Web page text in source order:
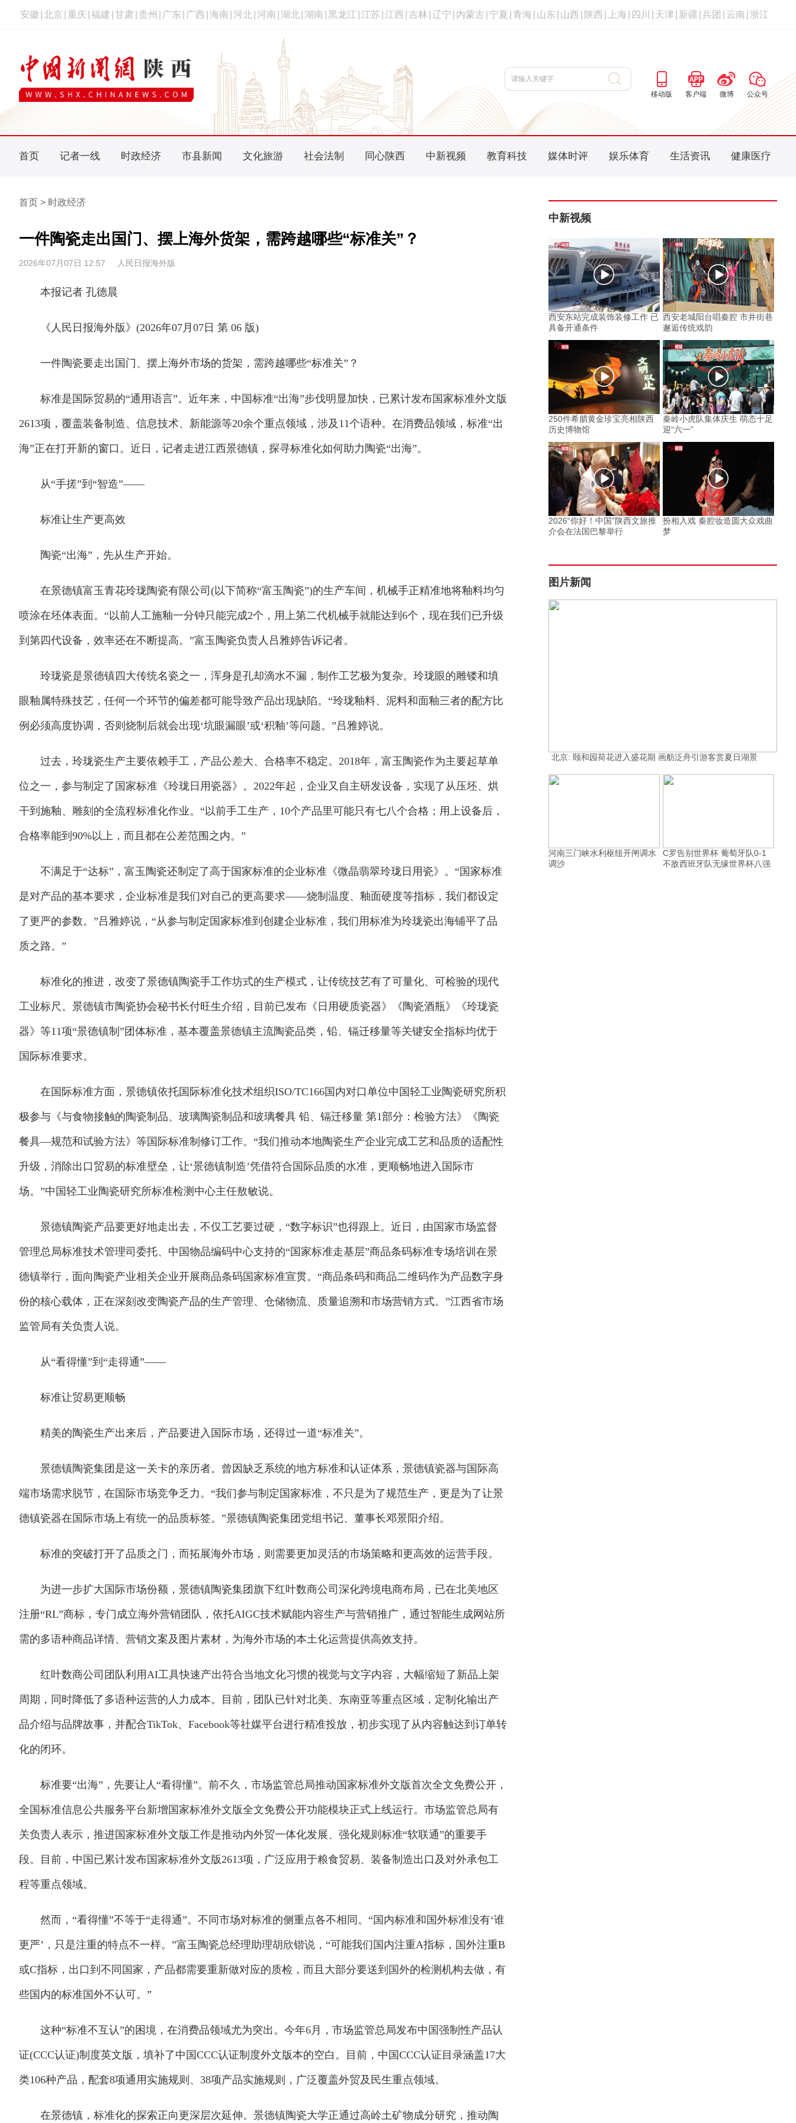
安徽 北京 重庆 福建 甘肃 贵州 广东 广西 海南 河北 河南 湖北 湖南 黑龙江 江苏 江西 吉林 辽宁 内蒙古 宁夏 青海 山东 山西 陕西 上海 四川 天津 新疆 兵团 云南 浙江
移动版 客户端 微博 公众号
首页 记者一线 时政经济 市县新闻 文化旅游 社会法制 同心陕西 中新视频 教育科技 媒体时评 娱乐体育 生活资讯 健康医疗
首页 > 时政经济
一件陶瓷走出国门、摆上海外货架，需跨越哪些“标准关”？
2026年07月07日 12:57 人民日报海外版
本报记者 孔德晨
《人民日报海外版》(2026年07月07日 第 06 版)
一件陶瓷要走出国门、摆上海外市场的货架，需跨越哪些“标准关”？
标准是国际贸易的“通用语言”。近年来，中国标准“出海”步伐明显加快，已累计发布国家标准外文版
2613项，覆盖装备制造、信息技术、新能源等20余个重点领域，涉及11个语种。在消费品领域，标准“出
海”正在打开新的窗口。近日，记者走进江西景德镇，探寻标准化如何助力陶瓷“出海”。
从“手搓”到“智造”——
标准让生产更高效
陶瓷“出海”，先从生产开始。
在景德镇富玉青花玲珑陶瓷有限公司(以下简称“富玉陶瓷”)的生产车间，机械手正精准地将釉料均匀
喷涂在坯体表面。“以前人工施釉一分钟只能完成2个，用上第二代机械手就能达到6个，现在我们已升级
到第四代设备，效率还在不断提高。”富玉陶瓷负责人吕雅婷告诉记者。
玲珑瓷是景德镇四大传统名瓷之一，浑身是孔却滴水不漏，制作工艺极为复杂。玲珑眼的雕镂和填
眼釉属特殊技艺，任何一个环节的偏差都可能导致产品出现缺陷。“玲珑釉料、泥料和面釉三者的配方比
例必须高度协调，否则烧制后就会出现‘坑眼漏眼’或‘积釉’等问题。”吕雅婷说。
过去，玲珑瓷生产主要依赖手工，产品公差大、合格率不稳定。2018年，富玉陶瓷作为主要起草单
位之一，参与制定了国家标准《玲珑日用瓷器》。2022年起，企业又自主研发设备，实现了从压坯、烘
干到施釉、雕刻的全流程标准化作业。“以前手工生产，10个产品里可能只有七八个合格；用上设备后，
合格率能到90%以上，而且都在公差范围之内。”
不满足于“达标”，富玉陶瓷还制定了高于国家标准的企业标准《微晶翡翠玲珑日用瓷》。“国家标准
是对产品的基本要求，企业标准是我们对自己的更高要求——烧制温度、釉面硬度等指标，我们都设定
了更严的参数。”吕雅婷说，“从参与制定国家标准到创建企业标准，我们用标准为玲珑瓷出海铺平了品
质之路。”
标准化的推进，改变了景德镇陶瓷手工作坊式的生产模式，让传统技艺有了可量化、可检验的现代
工业标尺。景德镇市陶瓷协会秘书长付旺生介绍，目前已发布《日用硬质瓷器》《陶瓷酒瓶》《玲珑瓷
器》等11项“景德镇制”团体标准，基本覆盖景德镇主流陶瓷品类，铅、镉迁移量等关键安全指标均优于
国际标准要求。
在国际标准方面，景德镇依托国际标准化技术组织ISO/TC166国内对口单位中国轻工业陶瓷研究所积
极参与《与食物接触的陶瓷制品、玻璃陶瓷制品和玻璃餐具 铅、镉迁移量 第1部分：检验方法》《陶瓷
餐具—规范和试验方法》等国际标准制修订工作。“我们推动本地陶瓷生产企业完成工艺和品质的适配性
升级，消除出口贸易的标准壁垒，让‘景德镇制造’凭借符合国际品质的水准，更顺畅地进入国际市
场。”中国轻工业陶瓷研究所标准检测中心主任敖敏说。
景德镇陶瓷产品要更好地走出去，不仅工艺要过硬，“数字标识”也得跟上。近日，由国家市场监督
管理总局标准技术管理司委托、中国物品编码中心支持的“国家标准走基层”商品条码标准专场培训在景
德镇举行，面向陶瓷产业相关企业开展商品条码国家标准宣贯。“商品条码和商品二维码作为产品数字身
份的核心载体，正在深刻改变陶瓷产品的生产管理、仓储物流、质量追溯和市场营销方式。”江西省市场
监管局有关负责人说。
从“看得懂”到“走得通”——
标准让贸易更顺畅
精美的陶瓷生产出来后，产品要进入国际市场，还得过一道“标准关”。
景德镇陶瓷集团是这一关卡的亲历者。曾因缺乏系统的地方标准和认证体系，景德镇瓷器与国际高
端市场需求脱节，在国际市场竞争乏力。“我们参与制定国家标准，不只是为了规范生产，更是为了让景
德镇瓷器在国际市场上有统一的品质标签。”景德镇陶瓷集团党组书记、董事长邓景阳介绍。
标准的突破打开了品质之门，而拓展海外市场，则需要更加灵活的市场策略和更高效的运营手段。
为进一步扩大国际市场份额，景德镇陶瓷集团旗下红叶数商公司深化跨境电商布局，已在北美地区
注册“RL”商标，专门成立海外营销团队，依托AIGC技术赋能内容生产与营销推广，通过智能生成网站所
需的多语种商品详情、营销文案及图片素材，为海外市场的本土化运营提供高效支持。
红叶数商公司团队利用AI工具快速产出符合当地文化习惯的视觉与文字内容，大幅缩短了新品上架
周期，同时降低了多语种运营的人力成本。目前，团队已针对北美、东南亚等重点区域，定制化输出产
品介绍与品牌故事，并配合TikTok、Facebook等社媒平台进行精准投放，初步实现了从内容触达到订单转
化的闭环。
标准要“出海”，先要让人“看得懂”。前不久，市场监管总局推动国家标准外文版首次全文免费公开，
全国标准信息公共服务平台新增国家标准外文版全文免费公开功能模块正式上线运行。市场监管总局有
关负责人表示，推进国家标准外文版工作是推动内外贸一体化发展、强化规则标准“软联通”的重要手
段。目前，中国已累计发布国家标准外文版2613项，广泛应用于粮食贸易、装备制造出口及对外承包工
程等重点领域。
然而，“看得懂”不等于“走得通”。不同市场对标准的侧重点各不相同。“国内标准和国外标准没有‘谁
更严’，只是注重的特点不一样。”富玉陶瓷总经理助理胡欣锴说，“可能我们国内注重A指标，国外注重B
或C指标，出口到不同国家，产品都需要重新做对应的质检，而且大部分要送到国外的检测机构去做，有
些国内的标准国外不认可。”
这种“标准不互认”的困境，在消费品领域尤为突出。今年6月，市场监管总局发布中国强制性产品认
证(CCC认证)制度英文版，填补了中国CCC认证制度外文版本的空白。目前，中国CCC认证目录涵盖17大
类106种产品，配套8项通用实施规则、38项产品实施规则，广泛覆盖外贸及民生重点领域。
在景德镇，标准化的探索正向更深层次延伸。景德镇陶瓷大学正通过高岭土矿物成分研究，推动陶
中新视频
西安东站完成装饰装修工作 已
具备开通条件
西安老城阳台唱秦腔 市井街巷
邂逅传统戏韵
250件希腊黄金珍宝亮相陕西
历史博物馆
秦岭小虎队集体庆生 萌态十足
迎“六一”
2026“你好！中国”陕西文旅推
介会在法国巴黎举行
扮相入戏 秦腔妆造圆大众戏曲
梦
图片新闻
北京: 颐和园荷花进入盛花期 画舫泛舟引游客赏夏日湖景
河南三门峡水利枢纽开闸调水
调沙
C罗告别世界杯 葡萄牙队0-1
不敌西班牙队无缘世界杯八强